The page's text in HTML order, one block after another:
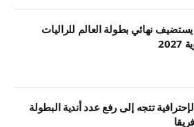
نهائي بطولة العالم للراليات
تتجه إلى رفع عدد أندية البطولة